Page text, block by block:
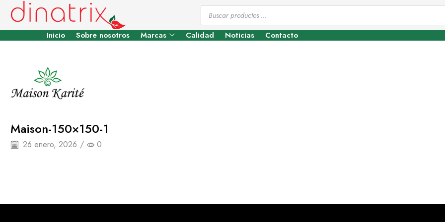
Inicio Sobre nosotros Marcas Calidad Noticias Contacto
Maison-150×150-1
26 enero, 2026 / 0